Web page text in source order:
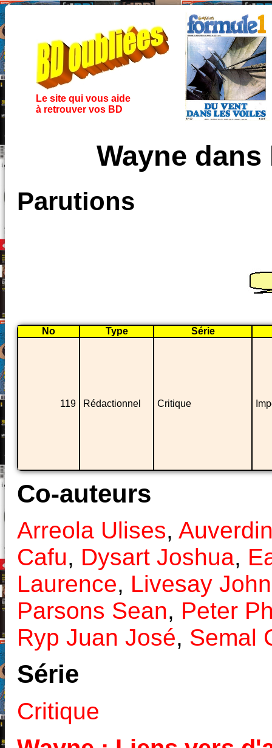
Le site qui vous aide
à retrouver vos BD
Wayne
Parutions
No Type Série
119 Rédactionnel Critique
Co-auteurs
Arreola Ulises,
Cafu, Dysart Joshua,
Laurence, Livesay John
Parsons Sean, Peter
Ryp Juan José, Semal
Série
Critique